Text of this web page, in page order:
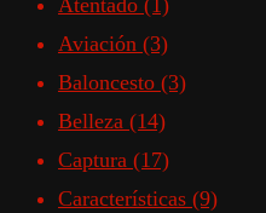
Atentado (1)
Aviación (3)
Baloncesto (3)
Belleza (14)
Captura (17)
Características (9)